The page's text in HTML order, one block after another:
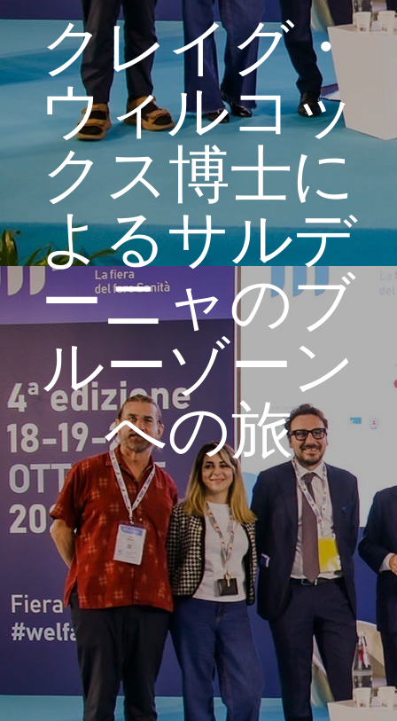
クレイグ・
ウィルコッ
クス博士に
よるサルデ
ーニャのブ
ルーゾーン
への旅